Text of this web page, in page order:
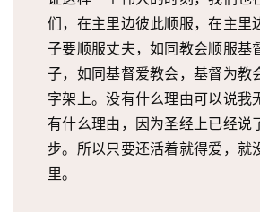
们，在主里边彼此顺服，在主里
子要顺服丈夫，如同教会顺服基
子，如同基督爱教会，基督为教
字架上。没有什么理由可以说我
有什么理由，因为圣经上已经说
步。所以只要还活着就得爱，就
里。